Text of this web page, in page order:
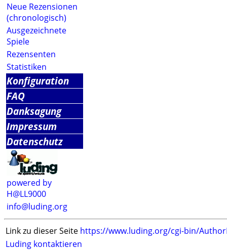
Neue Rezensionen
(chronologisch)
Ausgezeichnete
Spiele
Rezensenten
Statistiken
Konfiguration
FAQ
Danksagung
Impressum
Datenschutz
powered by
H@LL9000
info@luding.org
Link zu dieser Seite https://www.luding.org/cgi-bin/
Luding kontaktieren